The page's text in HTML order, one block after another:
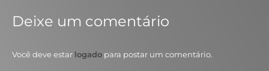
Deixe um comentário
Você deve estar logado para postar um comentário.